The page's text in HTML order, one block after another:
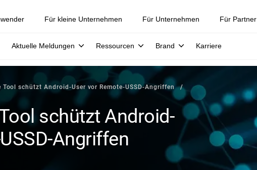
Für kleine Unternehmen Für Unternehmen Für Partner
Aktuelle Meldungen Ressourcen Brand Karriere
Tool schützt Android-User vor Remote-USSD-Angriffen
schützt Android-
Angriffen